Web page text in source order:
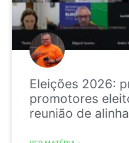
Eleições 2026:
promotores
reunião de